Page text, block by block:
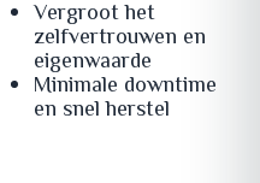
Vergroot het
zelfvertrouwen en
eigenwaarde
Minimale downtime
en snel herstel